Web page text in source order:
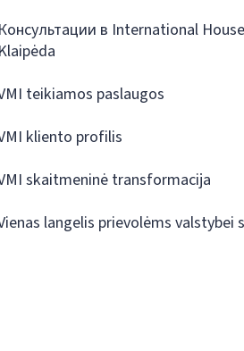
Консультации в International
Klaipėda
teikiamos paslaugos
kliento profilis
skaitmeninė transformacija
langelis prievolėms valstybei